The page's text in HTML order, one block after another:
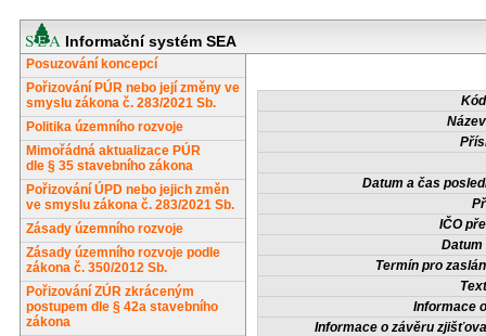
Informační systém SEA
Posuzování koncepcí
Pořizování PÚR nebo její změny ve
smyslu zákona č. 283/2021 Sb.
Politika územního rozvoje
Mimořádná aktualizace PÚR
dle § 35 stavebního zákona
Pořizování ÚPD nebo jejich změn
ve smyslu zákona č. 283/2021 Sb.
Zásady územního rozvoje
Zásady územního rozvoje podle
zákona č. 350/2012 Sb.
Pořizování ZÚR zkráceným
postupem dle § 42a stavebního
zákona
Datum a čas
IČO
Datum
Termín pro
Informace
Informace o závěru